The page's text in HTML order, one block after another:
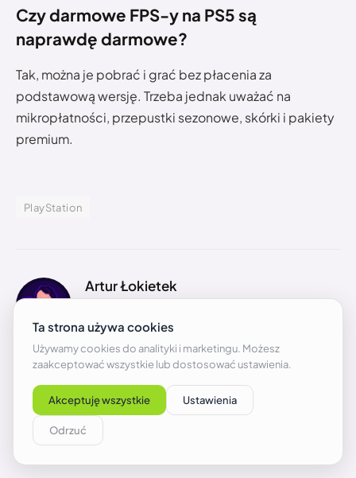
Czy darmowe FPS-y na PS5 są
naprawdę darmowe?
Tak, można je pobrać i grać bez płacenia za
podstawową wersję. Trzeba jednak uważać na
mikropłatności, przepustki sezonowe, skórki i pakiety
premium.
PlayStation
Artur Łokietek
Gracz z pasji i zamiłowania. Uwielbia staroszkolne
RPG-i, obfitujące w dobrą fabułę gry akcji i
dopaminę płynącą ze zmagań przez sieć. W
szczególności klasykę grozy i słucha muzyki na
tyle głośnej, że sąsiedzi również są do tego
zmuszeni.